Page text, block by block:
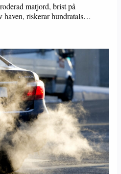
matjord, brist på
haven, riskerar hundratals…